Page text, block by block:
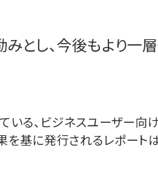
とし、今後もより一
る、ビジネスユーザー向
を基に発行されるレポート